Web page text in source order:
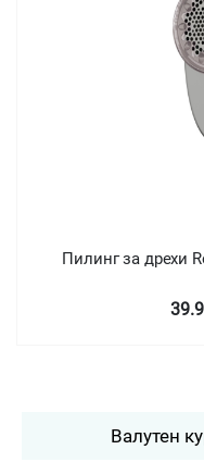
Пилинг за дрехи
Валутен